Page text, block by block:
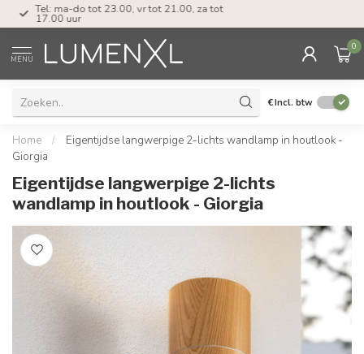
Tel: ma-do tot 23.00, vr tot 21.00, za tot
17.00 uur
MENU
0
€Incl. btw
Home /
Eigentijdse langwerpige 2-lichts wandlamp in houtlook -
Giorgia
Eigentijdse langwerpige 2-lichts
wandlamp in houtlook - Giorgia